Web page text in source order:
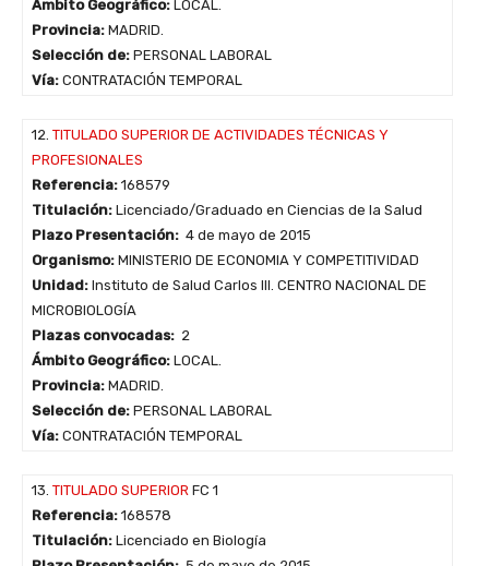
Ámbito Geográfico: LOCAL.
Provincia: MADRID.
Selección de: PERSONAL LABORAL
Vía: CONTRATACIÓN TEMPORAL
12. TITULADO SUPERIOR DE ACTIVIDADES TÉCNICAS Y
PROFESIONALES
Referencia: 168579
Titulación: Licenciado/Graduado en Ciencias de la Salud
Plazo Presentación: 4 de mayo de 2015
Organismo: MINISTERIO DE ECONOMIA Y COMPETITIVIDAD
Unidad: Instituto de Salud Carlos III. CENTRO NACIONAL DE
MICROBIOLOGÍA
Plazas convocadas: 2
Ámbito Geográfico: LOCAL.
Provincia: MADRID.
Selección de: PERSONAL LABORAL
Vía: CONTRATACIÓN TEMPORAL
13. TITULADO SUPERIOR FC 1
Referencia: 168578
Titulación: Licenciado en Biología